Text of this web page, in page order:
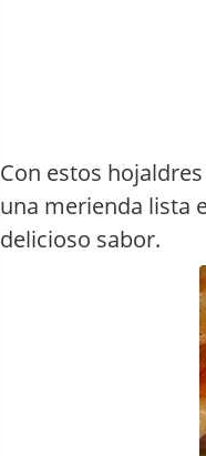
Con estos
una merienda lista
delicioso sabor.